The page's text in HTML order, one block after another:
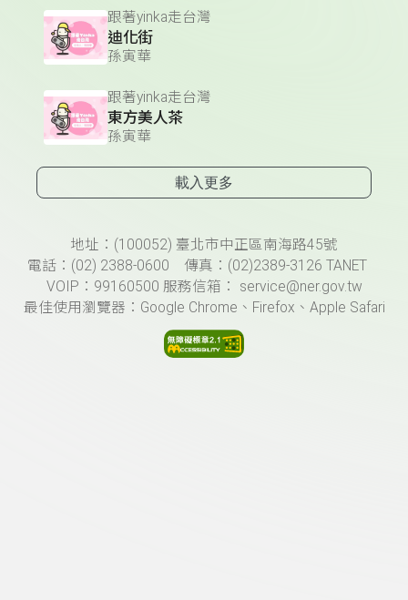
跟著yinka走台灣
迪化街
孫寅華
跟著yinka走台灣
東方美人茶
孫寅華
載入更多
頁尾資訊地址：(100052) 臺北市中正區南海路45號
電話：(02) 2388-0600 傳真：(02)2389-3126 TANET
VOIP：99160500 服務信箱： service@ner.gov.tw
最佳使用瀏覽器：Google Chrome、Firefox、Apple Safari